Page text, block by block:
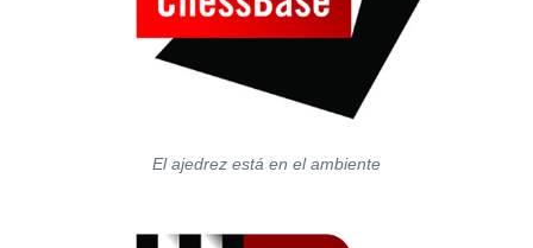
El ajedrez está en el ambiente